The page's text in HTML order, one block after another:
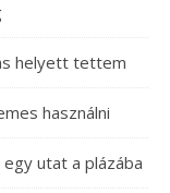
helyett tettem
használni
utat a plázába